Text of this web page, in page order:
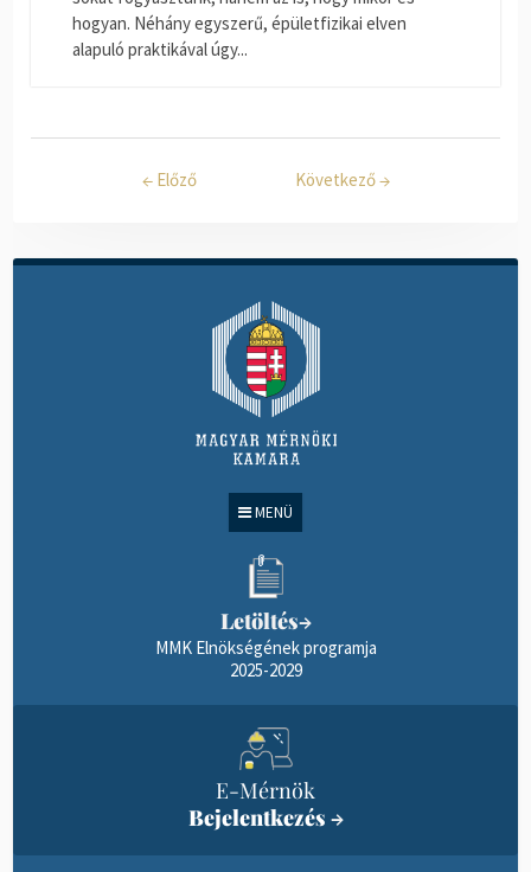
MENÜ
Letöltés→
MMK Elnökségének programja
2025-2029
E-Mérnök
Bejelentkezés →
hogyan. Néhány egyszerű, épületfizikai elven
alapuló praktikával úgy...
← Előző Következő→